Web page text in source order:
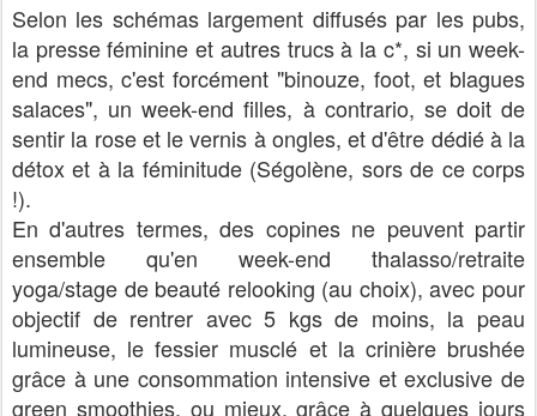
Selon les schémas largement diffusés par les pubs,
la presse féminine et autres trucs à la c*, si un week-
end mecs, c'est forcément "binouze, foot, et blagues
salaces", un week-end filles, à contrario, se doit de
sentir la rose et le vernis à ongles, et d'être dédié à la
détox et à la féminitude (Ségolène, sors de ce corps
!).
En d'autres termes, des copines ne peuvent partir
ensemble qu'en week-end thalasso/retraite
yoga/stage de beauté relooking (au choix), avec pour
objectif de rentrer avec 5 kgs de moins, la peau
lumineuse, le fessier musclé et la crinière brushée
grâce à une consommation intensive et exclusive de
green smoothies, ou mieux, grâce à quelques jours